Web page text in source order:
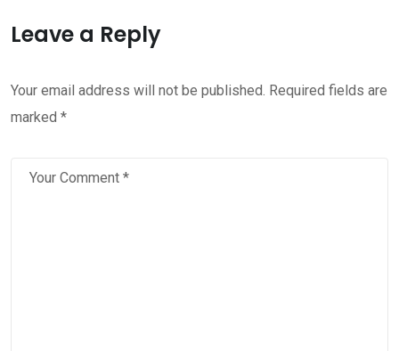
Leave a Reply
Your email address will not be published. Required fields are
marked *